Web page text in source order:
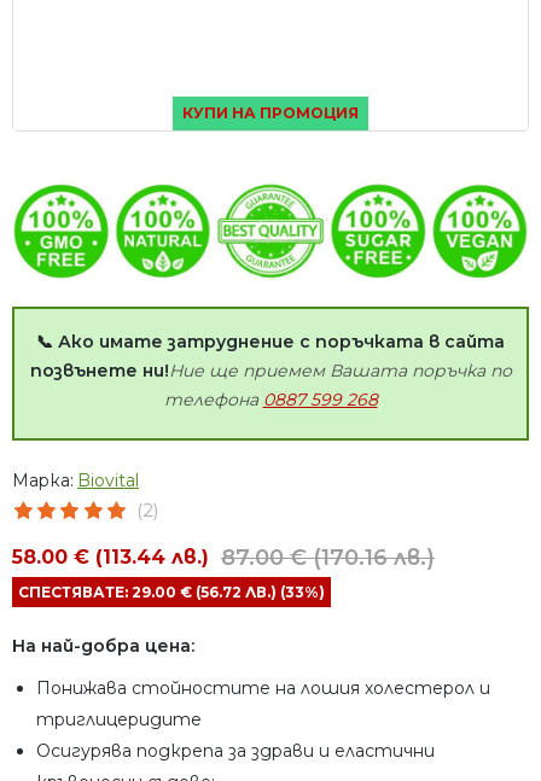
КУПИ НА ПРОМОЦИЯ
📞 Ако имате затруднение с поръчката в сайта
позвънете ни!Ние ще приемем Вашата поръчка по
телефона 0887 599 268
Марка: Biovital
(2)
58.00 € (113.44 лв.) 87.00 € (170.16 лв.)
СПЕСТЯВАТЕ: 29.00 € (56.72 ЛВ.) (33%)
На най-добра цена:
Понижава стойностите на лошия холестерол и
триглицеридите
Осигурява подкрепа за здрави и еластични